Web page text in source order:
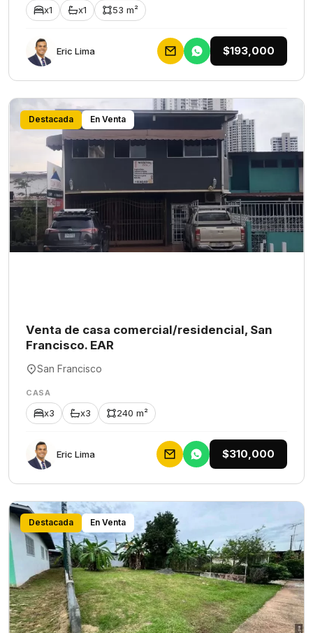
x1 x1 53 m²
Eric Lima $193,000
Destacada En Venta
Venta de casa comercial/residencial, San
Francisco. EAR
San Francisco
CASA
x3 x3 240 m²
Eric Lima $310,000
Destacada En Venta